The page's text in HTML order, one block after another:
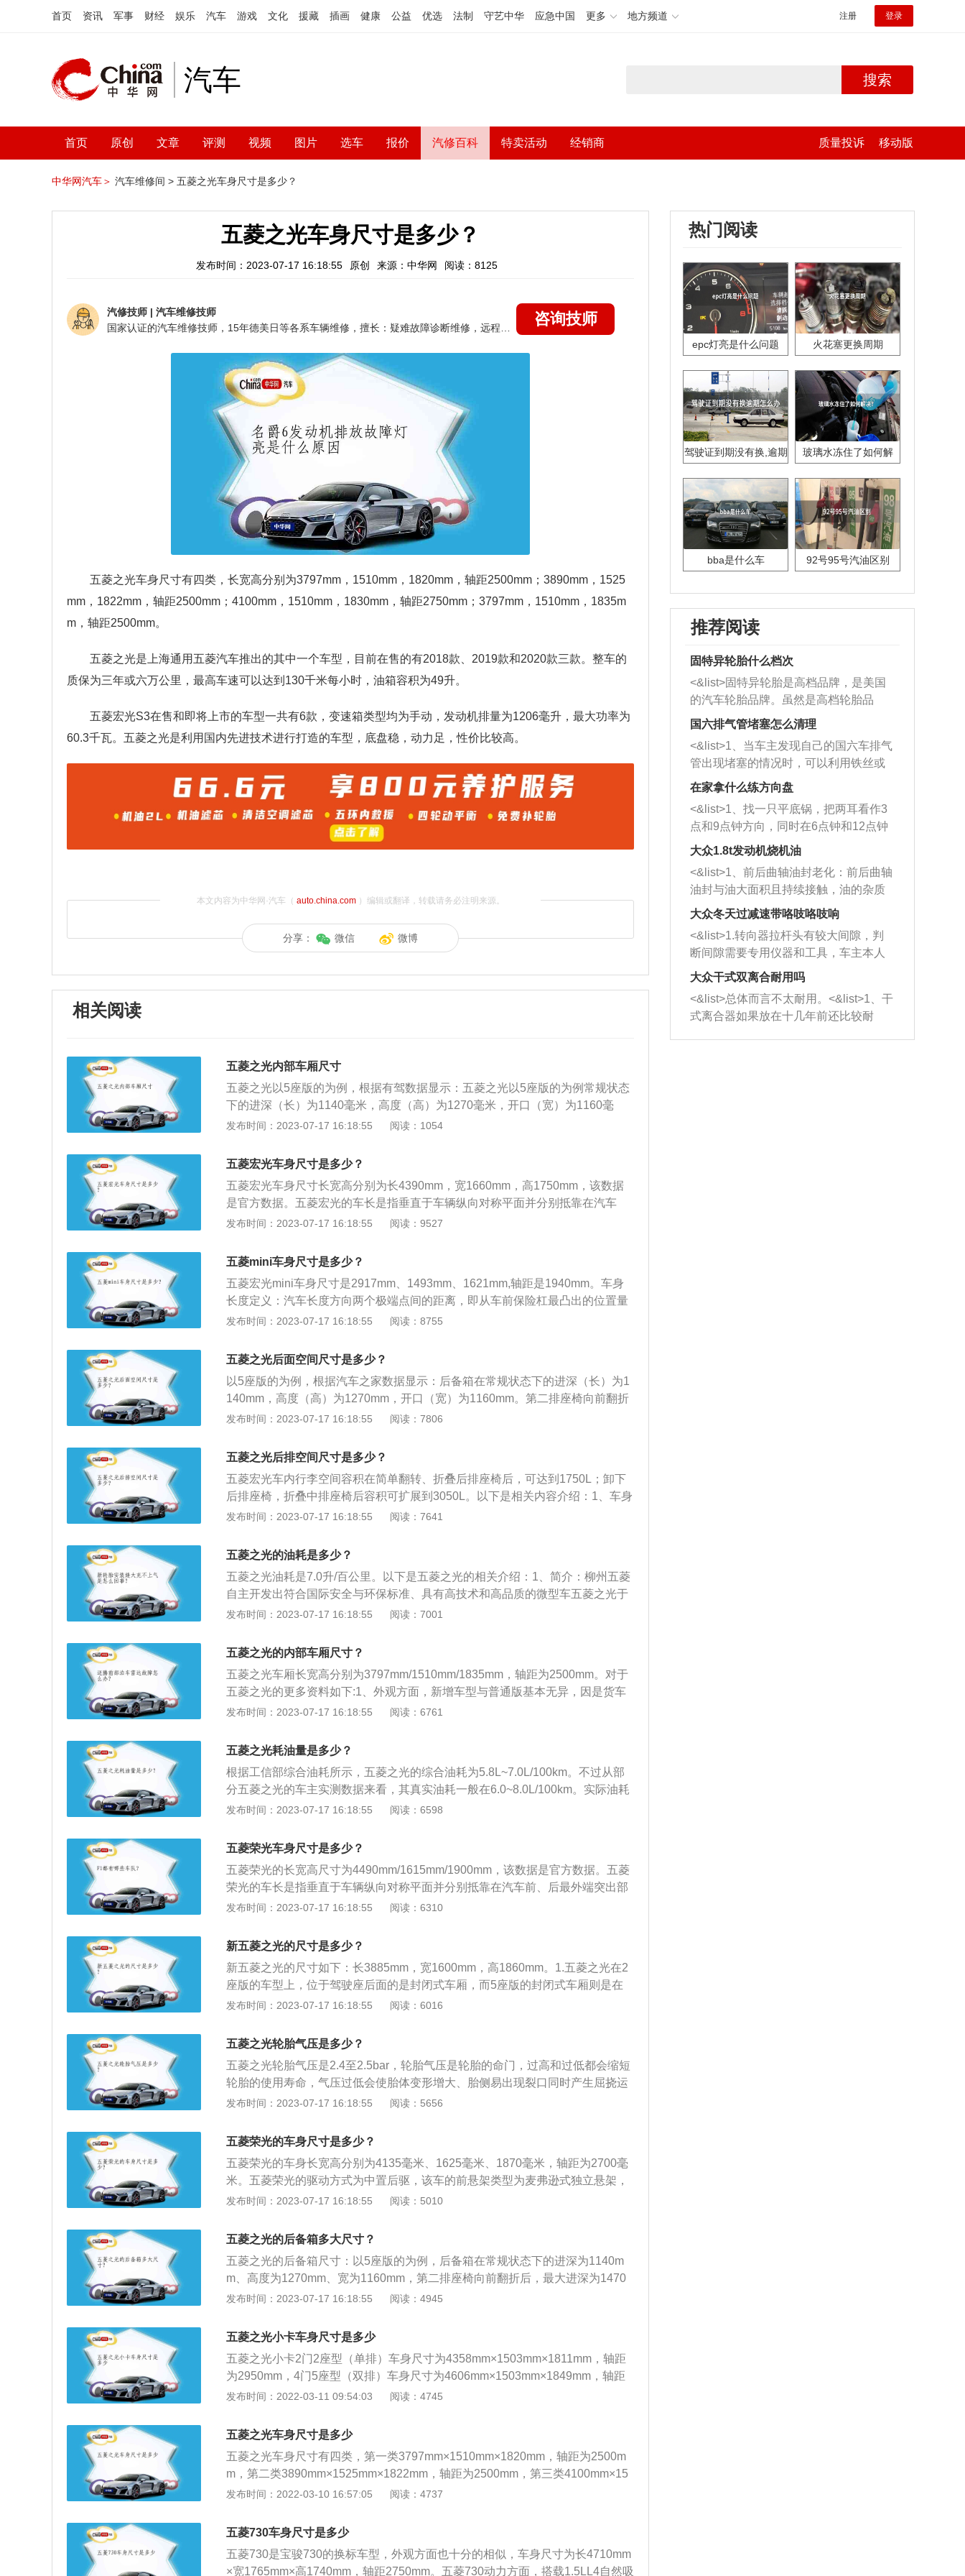
首页 资讯 军事 财经 娱乐 汽车 游戏 文化 援藏 插画 健康 公益 优选 法制 守艺中华 应急中国 更多 地方频道 注册 登录
汽车 搜索
首页 原创 文章 评测 视频 图片 选车 报价 汽修百科 特卖活动 经销商 质量投诉 移动版
中华网汽车＞ 汽车维修间 > 五菱之光车身尺寸是多少？
五菱之光车身尺寸是多少？
发布时间：2023-07-17 16:18:55 原创 来源：中华网 阅读：8125
汽修技师 | 汽车维修技师
咨询技师
五菱之光车身尺寸有四类，长宽高分别为3797mm，1510mm，1820mm，轴距2500mm；3890mm，1525
mm，1822mm，轴距2500mm；4100mm，1510mm，1830mm，轴距2750mm；3797mm，1510mm，1835m
m，轴距2500mm。
五菱之光是上海通用五菱汽车推出的其中一个车型，目前在售的有2018款、2019款和2020款三款。整车的
质保为三年或六万公里，最高车速可以达到130千米每小时，油箱容积为49升。
五菱宏光S3在售和即将上市的车型一共有6款，变速箱类型均为手动，发动机排量为1206毫升，最大功率为
60.3千瓦。五菱之光是利用国内先进技术进行打造的车型，底盘稳，动力足，性价比较高。
本文内容为中华网·汽车（ auto.china.com）编辑或翻译，转载请务必注明来源。
分享： 微信 微博
相关阅读
五菱之光内部车厢尺寸
五菱之光以5座版的为例，根据有驾数据显示：五菱之光以5座版的为例常规状态
下的进深（长）为1140毫米，高度（高）为1270毫米，开口（宽）为1160毫
米。第二排座椅向前翻折后，最大进深为1470毫米。7座版的车型，最小进深为2
采用螺栓固定，需要工具配合，不方便。五菱之光车型定位面包车，车身样式分
为卡车和面包车两种。其中面包车的车身尺寸以五菱之光2008款1.0L基本型为
例：长为3797毫米，宽为1510毫米，高为1860毫米，轴距为2500毫米（此数据
来源于百度有驾）。动力方面，全系搭载1.2升直列4缸自然吸气发动机，匹配5挡
手动变速箱，最大功率60千瓦，最大马力82，最大扭矩115牛米。悬架方面，前
动。
发布时间：2023-07-17 16:18:55 阅读：1054
五菱宏光车身尺寸是多少？
五菱宏光车身尺寸长宽高分别为长4390mm，宽1660mm，高1750mm，该数据
是官方数据。五菱宏光的车长是指垂直于车辆纵向对称平面并分别抵靠在汽车
前、后最外端突出部位的两垂直间的距离；车宽是指平行于车辆纵向对称平面并
点与车辆支承平面之间的距离。 五菱宏光使用了两款发动机，一款是1.2升自然
吸气发动机，另一款是1.5升自然吸气发动机。1.2升自然吸气发动机具有76马力
和110牛米的最大扭矩，这款发动机可以在3000到4000转每分钟时输出最大扭
矩，匹配的是5速手动变速器。1.5升自然吸气发动机具有99马力和140牛米的最
大扭矩，这款发动机可以在3400到4400转每分钟时输出最大扭矩，匹配的是6速
89》中提到，车辆的总宽不包括后视镜，汽车宽度的限制是为相邻车道间超车提
供充分的侧向净空间。也就是说，在国家标准中，汽车宽度数据的意义在于在超
车的时候能提供足够的空间，不会因为宽度太大而导致超车过程中发生意外事故
超过2.5m，以符合相关公共道路的使用需求。
发布时间：2023-07-17 16:18:55 阅读：9527
五菱mini车身尺寸是多少？
五菱宏光mini车身尺寸是2917mm、1493mm、1621mm,轴距是1940mm。车身
长度定义：汽车长度方向两个极端点间的距离，即从车前保险杠最凸出的位置量
起，到车后保险杠最凸出的位置，这两点间的距离。车身宽度定义：汽车宽度方
用的规则，车身宽度不包含左、右后视镜伸出的宽度，即最凸出位置应在后视镜
发布时间：2023-07-17 16:18:55 阅读：8755
五菱之光后面空间尺寸是多少？
以5座版的为例，根据汽车之家数据显示：后备箱在常规状态下的进深（长）为1
140mm，高度（高）为1270mm，开口（宽）为1160mm。第二排座椅向前翻折
后，最大进深为1470mm。7座版的车型，最小进深为280mm，只能容纳双肩包
配合，不方便。更多相关资料如下：1.简介：截至2019年8月19日，五菱之光在
售的最新款是2018款，共有四款车型在售，全部为国五排放标准。五菱之光车型
定位为面包车，车身样式分为卡车和面包车两种。其中面包车的车身尺寸为：37
97/1510/1835mm，轴距为2500mm。2.配置：动力方面，全系搭载1.2L直列4缸
自然吸气发动机，匹配5挡手动变速箱，最大功率60KW，最大马力82PS，最大
立悬架。驱动方式为后轮驱动。
发布时间：2023-07-17 16:18:55 阅读：7806
五菱之光后排空间尺寸是多少？
五菱宏光车内行李空间容积在简单翻转、折叠后排座椅后，可达到1750L；卸下
后排座椅，折叠中排座椅后容积可扩展到3050L。以下是相关内容介绍：1、车身
尺寸：五菱之光长高宽分别为：3695mm、1495mm、1860mm。2、品牌介绍：
丰富的微车制造经验，并与湖南大学合作，自主开发的符合国际安全与环保标
准、具有高技术和高品质的微型车。
发布时间：2023-07-17 16:18:55 阅读：7641
五菱之光的油耗是多少？
五菱之光油耗是7.0升/百公里。以下是五菱之光的相关介绍：1、简介：柳州五菱
自主开发出符合国际安全与环保标准、具有高技术和高品质的微型车五菱之光于
2003年上市。新款6360微车，行驶更安全，外型美观大方，经济实用，拥有宽敞
用汽车和上汽集团合资的泛亚汽车技术中心支持下自主开发的新款车型。“五菱之
光”是在不装配安全气囊前提下，国内第一批通过了“正面碰撞乘员保护”试验认证
的车型，并按照国际上最先进的汽车技术规范进行整车综合试验验证，充分代表
了产品的先进技术。
发布时间：2023-07-17 16:18:55 阅读：7001
五菱之光的内部车厢尺寸？
五菱之光车厢长宽高分别为3797mm/1510mm/1835mm，轴距为2500mm。对于
五菱之光的更多资料如下:1、外观方面，新增车型与普通版基本无异，因是货车
属性，车身上贴有反光标识。2座版车型驾驶位后方全部为封闭式车厢，5座版则
点烟器、收音机+AUX接口、ABS+EBD，可选配前置空调和可折叠后排座椅。
3、动力方面，汽车将搭载1.2L四缸自然吸气发动机，最大功率76马力，最大扭
矩108牛·米，传动系统将匹配5挡手动变速器，最高车速为100km/h，百公里综合
油耗为6升。
发布时间：2023-07-17 16:18:55 阅读：6761
五菱之光耗油量是多少？
根据工信部综合油耗所示，五菱之光的综合油耗为5.8L~7.0L/100km。不过从部
分五菱之光的车主实测数据来看，其真实油耗一般在6.0~8.0L/100km。实际油耗
受诸多因素影响，需要从多方面因素综合考虑。以下为计算油耗的方法：通过路
2.下次再加油时，仍然加到跳枪为止，记录加油量。3.计算此时距上次跑的公里
数，通过路程和速度的关系来计算油耗即可。
发布时间：2023-07-17 16:18:55 阅读：6598
五菱荣光车身尺寸是多少？
五菱荣光的长宽高尺寸为4490mm/1615mm/1900mm，该数据是官方数据。五菱
荣光的车长是指垂直于车辆纵向对称平面并分别抵靠在汽车前、后最外端突出部
位的两垂直间的距离；车宽是指平行于车辆纵向对称平面并分别抵靠车辆两侧最
间的距离。 五菱荣光的自然吸气发动机拥有73kw的最大功率和135牛米的最大扭
矩，这款发动机的最大功率转速为5400转每分钟，最大扭矩转速为3800-5000转
每分钟。搭载了多点电喷技术，并且使用了铝合金缸盖缸体。与这款发动机匹配
的是5速手动变速箱(MT)。国家关于汽车的尺寸有相关规定，根据发行的国家标
准《GB1589-89》中提到，车辆的总宽不包括后视镜，汽车宽度的限制是为相邻
意义在于在超车的时候能提供足够的空间，不会因为宽度太大而导致超车过程中
发生意外事故或者发生道路的标线比汽车的宽度要窄的情况，另外，国家规定车
辆的总宽不能超过2.5m，以符合相关公共道路的使用需求。
发布时间：2023-07-17 16:18:55 阅读：6310
新五菱之光的尺寸是多少？
新五菱之光的尺寸如下：长3885mm，宽1600mm，高1860mm。1.五菱之光在2
座版的车型上，位于驾驶座后面的是封闭式车厢，而5座版的封闭式车厢则是在
第三排座位之后。2.在配置和动力上新车型配备了近光灯高度可调、ABS+EBD
扭矩108Nm，匹配5挡手动变速器，百公里油耗为6L。
发布时间：2023-07-17 16:18:55 阅读：6016
五菱之光轮胎气压是多少？
五菱之光轮胎气压是2.4至2.5bar，轮胎气压是轮胎的命门，过高和过低都会缩短
轮胎的使用寿命，气压过低会使胎体变形增大、胎侧易出现裂口同时产生屈挠运
动、促使橡胶老化；气压过高会使轮胎帘线受到过度的伸张变形，胎体弹性下
矩转速为每分钟3600至4200转。五菱之光的长宽高分别为3797mm、1510mm、
1820mm，轴距为2500mm，最高车速达到每小时100千米，轮胎规格为165/70R
13。
发布时间：2023-07-17 16:18:55 阅读：5656
五菱荣光的车身尺寸是多少？
五菱荣光的车身长宽高分别为4135毫米、1625毫米、1870毫米，轴距为2700毫
米。五菱荣光的驱动方式为中置后驱，该车的前悬架类型为麦弗逊式独立悬架，
后悬架为钢板弹簧非独立悬架。在动力方面，五菱宏光搭载了一台自然吸气发动
大功率转速为每分钟5600转，最大扭矩转速为每分钟3600转到4200转。
发布时间：2023-07-17 16:18:55 阅读：5010
五菱之光的后备箱多大尺寸？
五菱之光的后备箱尺寸：以5座版的为例，后备箱在常规状态下的进深为1140m
m、高度为1270mm、宽为1160mm，第二排座椅向前翻折后，最大进深为1470
mm。7座版的车型的后备箱最小进深为280mm，只能容纳双肩包或较小的行李
直列4缸自然吸气发动机，匹配5挡手动变速箱，最大功率60kw，最大马力82p
发布时间：2023-07-17 16:18:55 阅读：4945
五菱之光小卡车身尺寸是多少
五菱之光小卡2门2座型（单排）车身尺寸为4358mm×1503mm×1811mm，轴距
为2950mm，4门5座型（双排）车身尺寸为4606mm×1503mm×1849mm，轴距
为2950mm。五菱之光小卡是上海通用五菱其中一个车型，官方报价为3.49万。
菱之光小卡按照通用汽车标准进行打造，满足了用户在空间和性能方面的需求，
并且车身轻巧，行车灵活方便，发动机噪声小，使用成本低。五菱小卡在价格方
面相对来说比较便宜，不会造成太大的经济压力。
发布时间：2022-03-11 09:54:03 阅读：4745
五菱之光车身尺寸是多少
五菱之光车身尺寸有四类，第一类3797mm×1510mm×1820mm，轴距为2500m
m，第二类3890mm×1525mm×1822mm，轴距为2500mm，第三类4100mm×15
10mm×1830mm，轴距为2750mm，第四类3797mm×1510mm×1835mm，轴距
018款、2019款和2020款三款。整车的质保为三年或六万公里，最高车速可以达
到130千米每小时，油箱容积为49升。五菱宏光S3在售和即将上市的车型一共有
6款，变速箱类型均为手动。发动机排量为1206毫升，最大功率为60.3千瓦。五
发布时间：2022-03-10 16:57:05 阅读：4737
五菱730车身尺寸是多少
五菱730是宝骏730的换标车型，外观方面也十分的相似，车身尺寸为长4710mm
×宽1765mm×高1740mm，轴距2750mm。五菱730动力方面，搭载1.5LL4自然吸
热门阅读
epc灯亮是什么问题 火花塞更换周期
驾驶证到期没有换,逾期
玻璃水冻住了如何解
bba是什么车 92号95号汽油区别
推荐阅读
固特异轮胎什么档次
<&list>固特异轮胎是高档品牌，是美国
的汽车轮胎品牌。虽然是高档轮胎品
牌，但是中高低端的轮胎都有生产，这
也是为了更好的开拓市场。
国六排气管堵塞怎么清理
<&list>1、当车主发现自己的国六车排气
管出现堵塞的情况时，可以利用铁丝或
者是细棍，直接将杂物给取出来，如果
堵塞情况比较严重，也可以采取应急措
施。 <&list>2、直接利用木棍将所有的
杂物推到排气管里面的位置处，然后将
三元催化器拆解开，就可以将堵塞的东
西取出来。但如果是因为积碳过多引起
的堵塞，就需要将三元催化器泡在草酸
洗剂对堵塞的情况得到解决，将清洗剂
放在燃油箱中，与燃油混合后，车辆启
动时，就可以和汽油一起进入到燃烧
室，最后形成废气排出，就可以让三元
催化器得到清洗，排气管堵塞的情况就
能够得到解决。
在家拿什么练方向盘
<&list>1、找一只平底锅，把两耳看作3
点和9点钟方向，同时在6点钟和12点钟
方向做一个标记。 <&list>2、双手握住
一圈半的练习，往右同样也要打相同的
圈数。 <&list>3、最后强调要反复练
习，这样就可以形成肌肉记忆，在真实
驾驶车辆时，不需要记忆也能打好方
向。
大众1.8t发动机烧机油
<&list>1、前后曲轴油封老化：前后曲轴
油封与油大面积且持续接触，油的杂质
和发动机内持续温度变化使其密封效果
逐渐减弱，导致渗油或漏油。<&list>2、
活塞间隙过大：积碳会使活塞环与缸体
的间隙扩大，导致机油流入燃烧室中，
造成烧机油。<&list>3、机油粘度。使用
机油粘度过小的话，同样会有烧机油现
象，机油粘度过小具有很好的流动性，
大众冬天过减速带咯吱咯吱响
<&list>1.转向器拉杆头有较大间隙，判
断间隙需要专用仪器和工具，车主本人
无法制作，需要将车辆送到修理厂或4s
店；<&list>2.车辆半轴套管防尘罩破
裂，破裂后会出现漏油现象，使半轴磨
损严重，磨损的半轴容易损坏，产生异
响；<&list>3.稳定器的转向胶套和球头
大众干式双离合耐用吗
<&list>总体而言不太耐用。<&list>1、干
式离合器如果放在十几年前还比较耐